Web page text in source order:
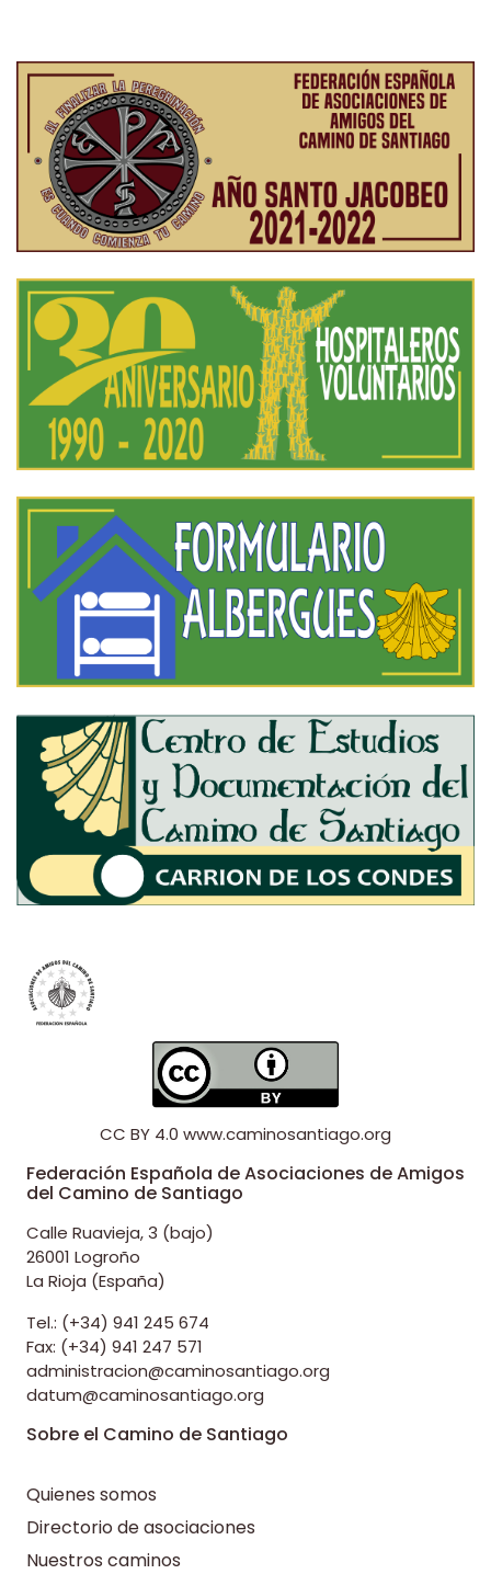
CC BY 4.0 www.caminosantiago.org
Federación Española de Asociaciones de Amigos
del Camino de Santiago
Calle Ruavieja, 3 (bajo)
26001 Logroño
La Rioja (España)
Tel.: (+34) 941 245 674
Fax: (+34) 941 247 571
administracion@caminosantiago.org
datum@caminosantiago.org
Sobre el Camino de Santiago
Quienes somos
Directorio de asociaciones
Nuestros caminos